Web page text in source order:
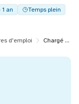
1 an
Temps plein
d'emploi Chargé de relation clients F/H